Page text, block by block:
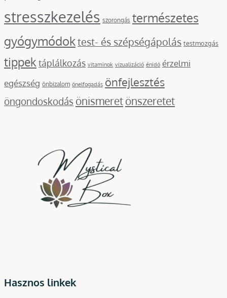
stresszkezelés szorongás természetes
gyógymódoktest- és szépségápolás testmozgás
tippek táplálkozás vitaminok vizualizáció énidő érzelmi
egészség önbizalom önelfogadás önfejlesztés
öngondoskodás önismeretönszeretet
Hasznos linkek